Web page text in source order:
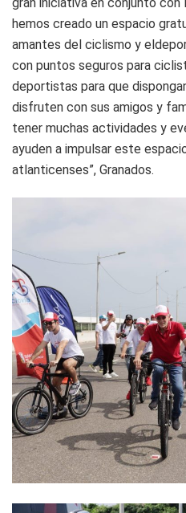
hemos creado un espacio
amantes del ciclismo y
con puntos seguros para
deportistas para que
disfruten con sus amigos y
tener muchas actividades y
ayuden a impulsar este
atlanticenses”, Granados.